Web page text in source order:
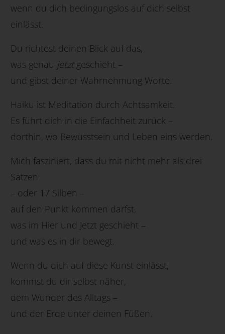
wenn du dich bedingungslos auf dich selbst
einlässt.
Du richtest deinen Blick auf das,
was genau jetzt geschieht –
und gibst deiner Wahrnehmung Worte.
Haiku ist Meditation durch Achtsamkeit.
Es führt dich in die Einfachheit zurück –
dorthin, wo Bewusstsein und Leben eins werden.
Mich fasziniert, dass du mit nicht mehr als drei
Sätzen
– oder 17 Silben –
auf den Punkt kommen darfst,
was im Hier und Jetzt geschieht –
und was es in dir bewegt.
Wenn du dich auf diese Kunst einlässt,
kommst du dir selbst näher,
dem Wunder des Alltags –
und der Erde unter deinen Füßen.